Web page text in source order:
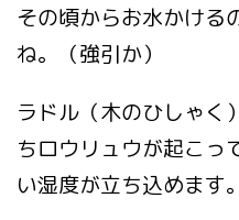
その頃からお水かける
ね。（強引か）
ラドル（木のひしゃく
ちロウリュウが起こっ
い湿度が立ち込めます。